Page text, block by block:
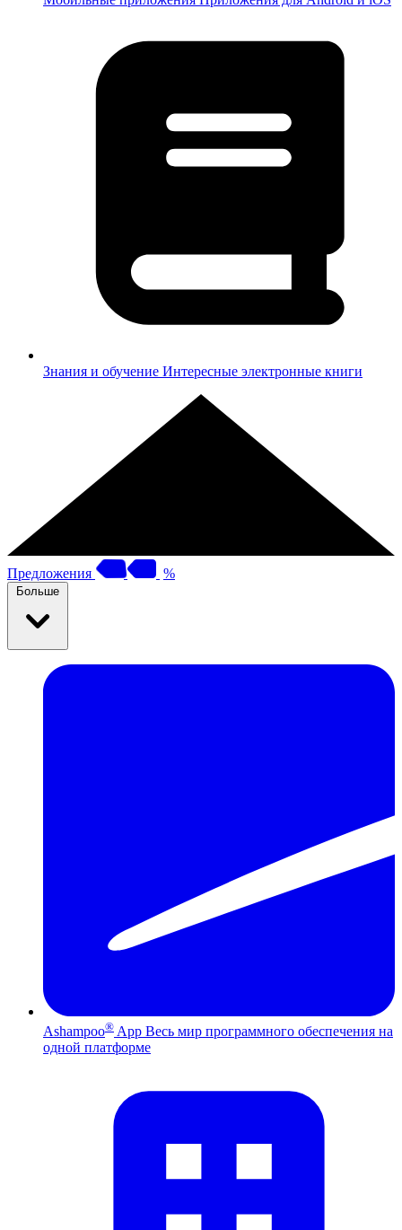
Знания и обучение Интересные электронные книги
Предложения %
Больше
Ashampoo® App Весь мир программного обеспечения на
одной платформе